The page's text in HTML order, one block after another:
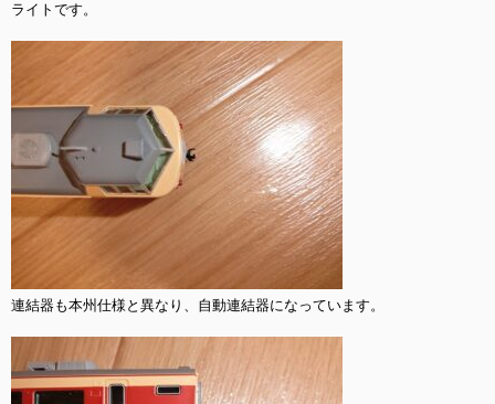
ライトです。
連結器も本州仕様と異なり、自動連結器になっています。